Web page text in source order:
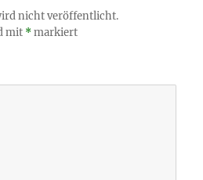
nicht veröffentlicht.
mit *markiert